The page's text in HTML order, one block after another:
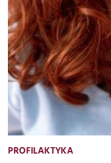
PROFILAKTYKA